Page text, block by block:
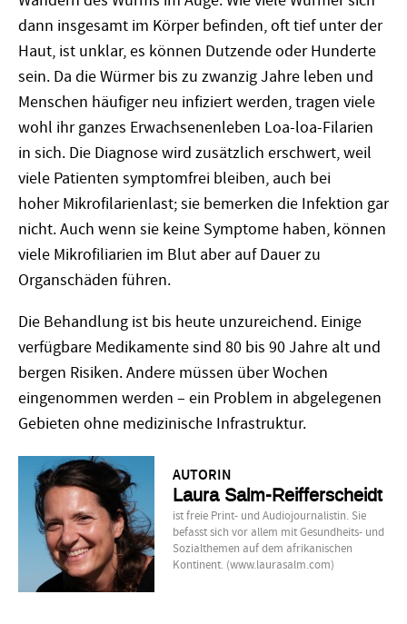
dann insgesamt im Körper befinden, oft tief unter der
Haut, ist unklar, es können Dutzende oder Hunderte
sein. Da die Würmer bis zu zwanzig Jahre leben und
Menschen häufiger neu infiziert werden, tragen viele
wohl ihr ganzes Erwachsenenleben Loa-loa-Filarien
in sich. Die Diagnose wird zusätzlich erschwert, weil
viele Patienten symptomfrei bleiben, auch bei
hoherMikrofilarienlast; sie bemerken die Infektion gar
nicht. Auch wenn sie keine Symptome haben, können
viele Mikrofiliarien im Blut aber auf Dauer zu
Organschäden führen.
Die Behandlung ist bis heute unzureichend. Einige
verfügbare Medikamente sind 80 bis 90 Jahre alt und
bergen Risiken. Andere müssen über Wochen
eingenommen werden – ein Problem in abgelegenen
Gebieten ohne medizinische Infrastruktur.
AUTORIN
Laura Salm-Reifferscheidt
ist freie Print- und Audiojournalistin. Sie
befasst sich vor allem mit Gesundheits- und
Sozialthemen auf dem afrikanischen
Kontinent. (www.laurasalm.com)